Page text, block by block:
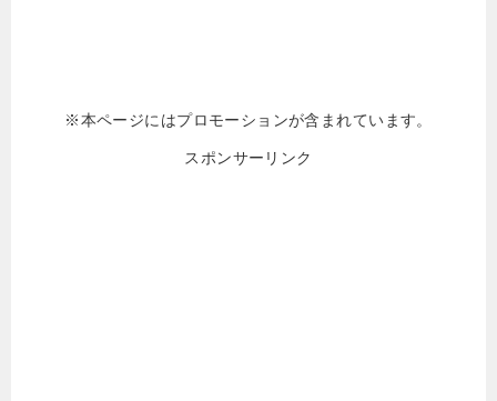
※本ページにはプロモーションが含まれています。
スポンサーリンク